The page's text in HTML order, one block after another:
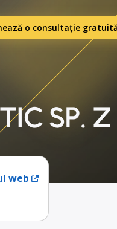
o consultație gratuită
SP. Z
web